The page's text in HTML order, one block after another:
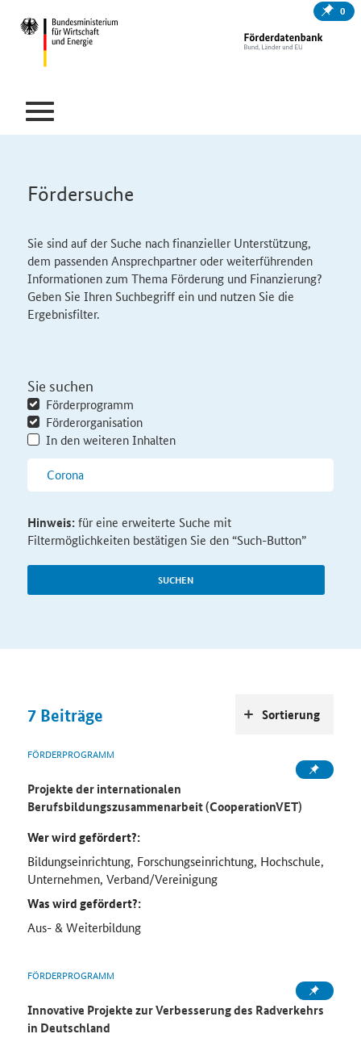
0
Fördersuche
Sie sind auf der Suche nach finanzieller Unterstützung,
dem passenden Ansprechpartner oder weiterführenden
Informationen zum Thema Förderung und Finanzierung?
Geben Sie Ihren Suchbegriff ein und nutzen Sie die
Ergebnisfilter.
Sie suchen
Förderprogramm
Förderorganisation
In den weiteren Inhalten
SUCHEN
Hinweis:für eine erweiterte Suche mit
Filtermöglichkeiten bestätigen Sie den “Such-Button”
7 Beiträge
FÖRDERPROGRAMM
Projekte der internationalen
Berufsbildungszusammenarbeit (CooperationVET)
Wer wird gefördert?:
Bildungseinrichtung, Forschungseinrichtung, Hochschule,
Unternehmen, Verband/Vereinigung
Was wird gefördert?:
Aus- & Weiterbildung
FÖRDERPROGRAMM
Innovative Projekte zur Verbesserung des Radverkehrs
in Deutschland
Sortierung